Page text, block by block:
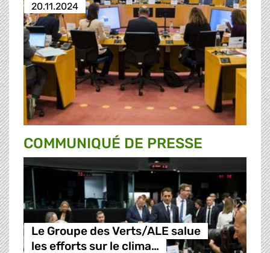
20.11.2024
COMMUNIQUÉ DE PRESSE
Le Groupe des Verts/ALE salue
les efforts sur le clima…